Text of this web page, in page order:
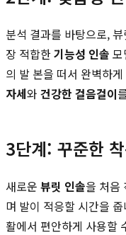
분석 결과를 바탕으로,
장 적합한기능성 인솔
의 발 본을 떠서 완벽하
자세와 건강한 걸음걸이
3단계: 꾸준한
새로운 뷰릿 인솔을 처음
며 발이 적응할 시간을
활에서 편안하게 사용할